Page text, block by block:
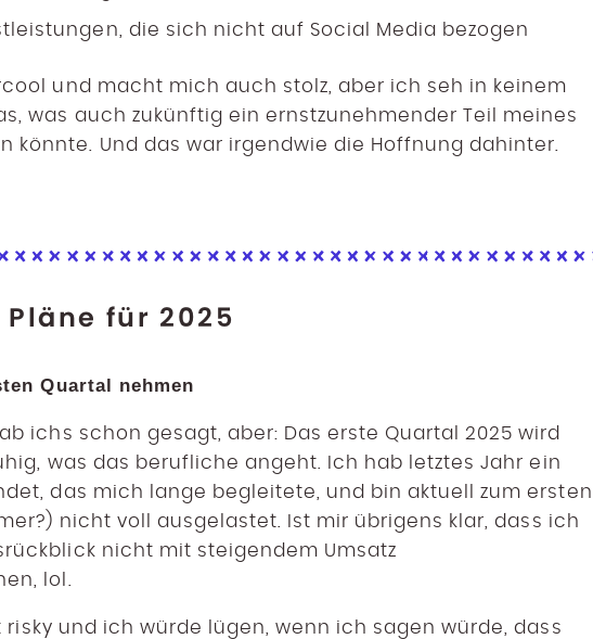
die sich nicht auf Social Media bezogen
und macht mich auch stolz, aber ich seh in keinem
was auch zukünftig ein ernstzunehmender Teil meines
könnte. Und das war irgendwie die Hoffnung dahinter.
für 2025
Quartal nehmen
ichs schon gesagt, aber: Das erste Quartal 2025 wird
was das berufliche angeht. Ich hab letztes Jahr ein
das mich lange begleitete, und bin aktuell zum ersten
nicht voll ausgelastet. Ist mir übrigens klar, dass ich
nicht mit steigendem Umsatz
lol.
und ich würde lügen, wenn ich sagen würde, dass